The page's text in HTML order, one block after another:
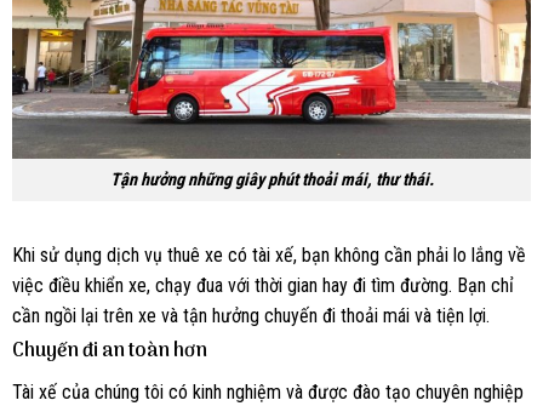
Tận hưởng những giây phút thoải mái, thư thái.
Khi sử dụng dịch vụ thuê xe có tài xế, bạn không cần phải lo lắng về
việc điều khiển xe, chạy đua với thời gian hay đi tìm đường. Bạn chỉ
cần ngồi lại trên xe và tận hưởng chuyến đi thoải mái và tiện lợi.
Chuyến đi an toàn hơn
Tài xế của chúng tôi có kinh nghiệm và được đào tạo chuyên nghiệp